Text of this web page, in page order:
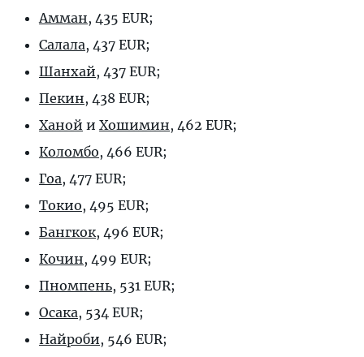
Амман, 435 EUR;
Салала, 437 EUR;
Шанхай, 437 EUR;
Пекин, 438 EUR;
Ханой и Хошимин, 462 EUR;
Коломбо, 466 EUR;
Гоа, 477 EUR;
Токио, 495 EUR;
Бангкок, 496 EUR;
Кочин, 499 EUR;
Пномпень, 531 EUR;
Осака, 534 EUR;
Найроби, 546 EUR;